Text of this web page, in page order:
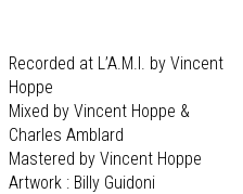
Recorded at L’A.M.I. by Vincent
Hoppe
Mixed by Vincent Hoppe &
Charles Amblard
Mastered by Vincent Hoppe
Artwork : Billy Guidoni